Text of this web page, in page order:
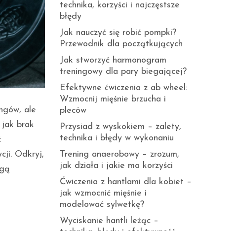
ale
jak brak
Odkryj,
technika, korzyści i najczęstsze
błędy
Jak nauczyć się robić pompki?
Przewodnik dla początkujących
Jak stworzyć harmonogram
treningowy dla pary biegającej?
Efektywne ćwiczenia z ab wheel:
Wzmocnij mięśnie brzucha i
pleców
Przysiad z wyskokiem – zalety,
technika i błędy w wykonaniu
Trening anaerobowy – zrozum,
jak działa i jakie ma korzyści
Ćwiczenia z hantlami dla kobiet –
jak wzmocnić mięśnie i
modelować sylwetkę?
Wyciskanie hantli leżąc –